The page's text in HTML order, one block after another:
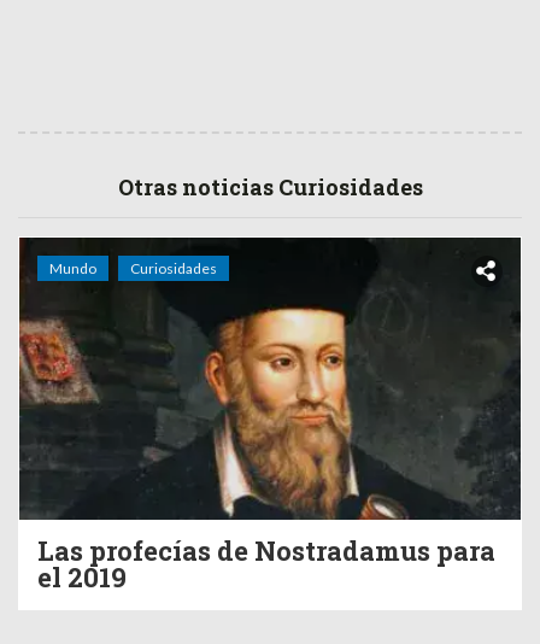
Otras noticias Curiosidades
Mundo Curiosidades
Las profecías de Nostradamus para
el 2019